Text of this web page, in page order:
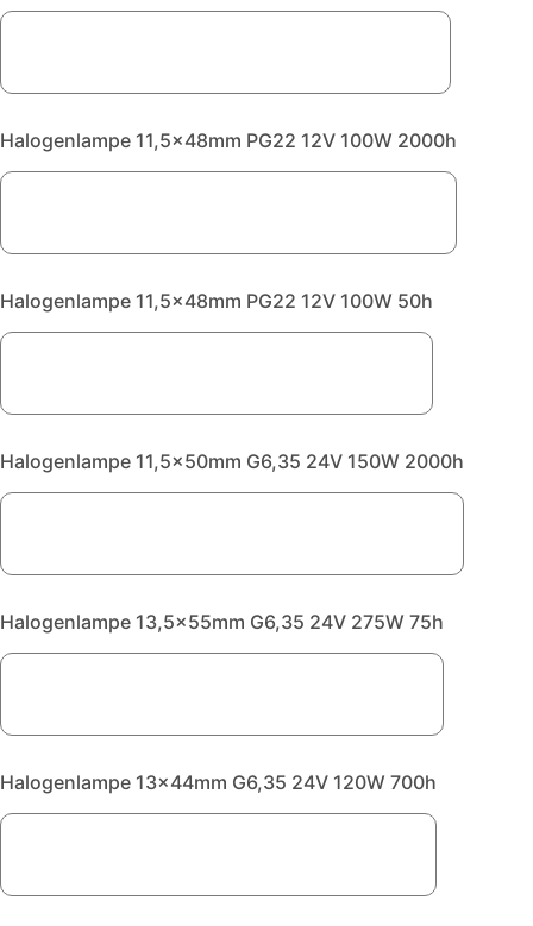
Halogenlampe 11,5x48mm PG22 12V 100W 2000h
Halogenlampe 11,5x48mm PG22 12V 100W 50h
Halogenlampe 11,5x50mm G6,35 24V 150W 2000h
Halogenlampe 13,5x55mm G6,35 24V 275W 75h
Halogenlampe 13x44mm G6,35 24V 120W 700h